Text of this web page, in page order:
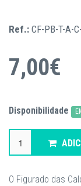
Ref.: CF-PB-T-A-
7,00€
Disponibilidade
O Figurado das